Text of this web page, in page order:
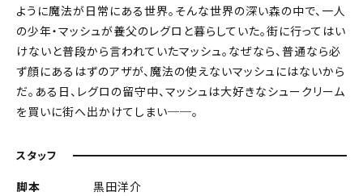
ように魔法が日常にある世界。そんな世界の深い森の中で、一人
の少年・マッシュが養父のレグロと暮らしていた。街に行ってはい
けないと普段から言われていたマッシュ。なぜなら、普通なら必
ず顔にあるはずのアザが、魔法の使えないマッシュにはないから
だ。ある日、レグロの留守中、マッシュは大好きなシュークリーム
を買いに街へ出かけてしまい──。
スタッフ
脚本
黒田洋介